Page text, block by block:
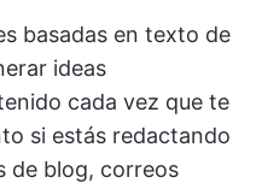
basadas en texto de
ideas
cada vez que te
si estás redactando
de blog, correos